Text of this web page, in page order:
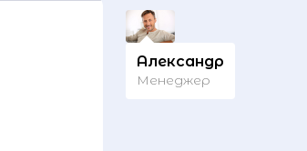
Александр
Менеджер